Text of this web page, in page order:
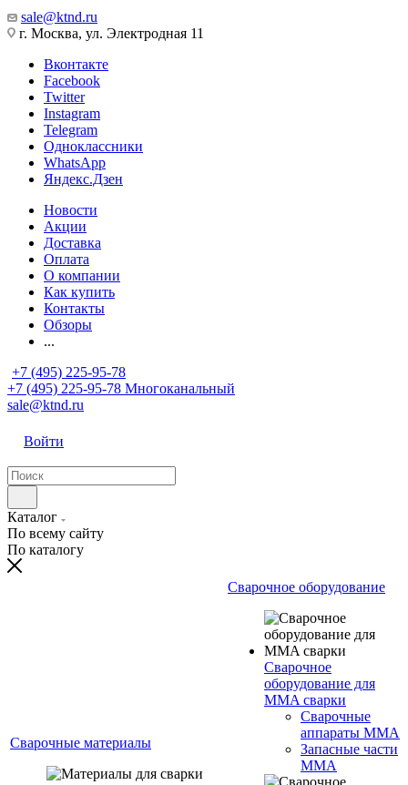
sale@ktnd.ru
г. Москва, ул. Электродная 11
Вконтакте
Facebook
Twitter
Instagram
Telegram
Одноклассники
WhatsApp
Яндекс.Дзен
Новости
Акции
Доставка
Оплата
О компании
Как купить
Контакты
Обзоры
...
+7 (495) 225-95-78
+7 (495) 225-95-78 Многоканальный
sale@ktnd.ru
Войти
Каталог
По всему сайту
По каталогу
Сварочные материалы
Сварочное оборудование
Сварочное
оборудование для
MMA сварки
Сварочные
аппараты MMA
Запасные части
MMA